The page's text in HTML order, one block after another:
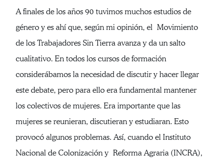
A finales de los años 90 tuvimos muchos estudios de
género y es ahí que, según mi opinión, el Movimiento
de los Trabajadores Sin Tierra avanza y da un salto
cualitativo. En todos los cursos de formación
considerábamos la necesidad de discutir y hacer llegar
este debate, pero para ello era fundamental mantener
los colectivos de mujeres. Era importante que las
mujeres se reunieran, discutieran y estudiaran. Esto
provocó algunos problemas. Así, cuando el Instituto
Nacional de Colonización y Reforma Agraria (INCRA),